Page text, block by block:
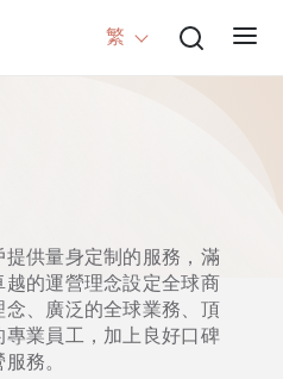
繁
供量身定制的服務，滿
的運營理念設定全球商
、廣泛的全球業務、頂
業員工，加上良好口碑
務。